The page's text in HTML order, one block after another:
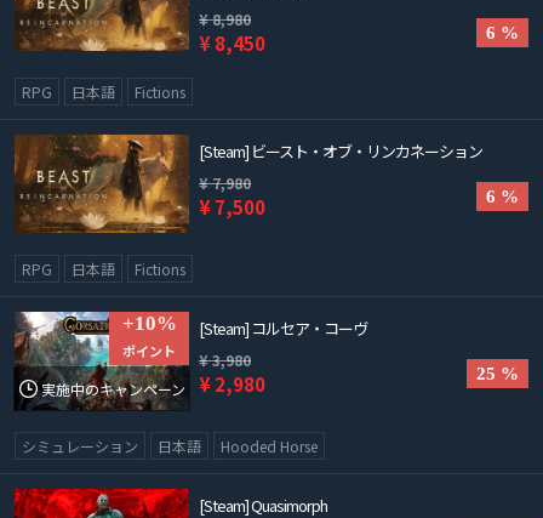
¥ 8,980
¥ 8,450 6 %
RPG 日本語 Fictions
[Steam] ビースト・オブ・リンカネーション
¥ 7,980
¥ 7,500 6 %
RPG 日本語 Fictions
実施中のキャンペーン
+10%
ポイント
[Steam] コルセア・コーヴ
¥ 3,980
¥ 2,980 25 %
シミュレーション 日本語 Hooded Horse
[Steam] Quasimorph